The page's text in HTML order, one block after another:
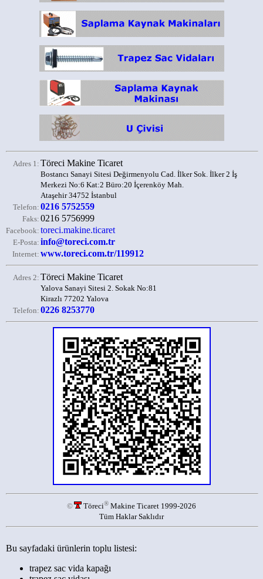
Adres 1: Töreci Makine Ticaret
Bostancı Sanayi Sitesi Değirmenyolu Cad. İlker Sok. İlker 2 İş
Merkezi No:6 Kat:2 Büro:20 İçerenköy Mah.
Ataşehir 34752 İstanbul
Telefon: 0216 5752559
Faks: 0216 5756999
Facebook: toreci.makine.ticaret
E-Posta: info@toreci.com.tr
Internet: www.toreci.com.tr/119912
Adres 2: Töreci Makine Ticaret
Yalova Sanayi Sitesi 2. Sokak No:81
Kirazlı 77202 Yalova
Telefon: 0226 8253770
© Töreci® Makine Ticaret 1999-2026
Tüm Haklar Saklıdır
Bu sayfadaki ürünlerin toplu listesi:
trapez sac vida kapağı